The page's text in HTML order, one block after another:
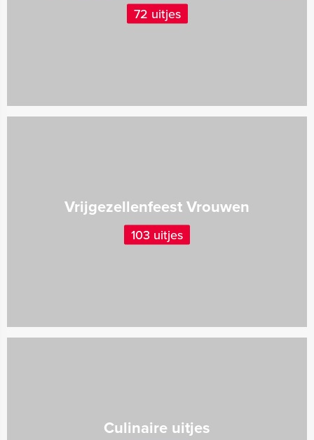
72 uitjes
Vrijgezellenfeest Vrouwen
103 uitjes
Culinaire uitjes